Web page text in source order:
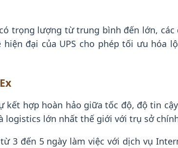
trọng lượng từ trung bình đến lớn,
đại của UPS cho phép tối ưu hóa
kết hợp hoàn hảo giữa tốc độ, độ tin
lớn nhất thế giới với trụ sở
3 đến 5 ngày làm việc với dịch vụ